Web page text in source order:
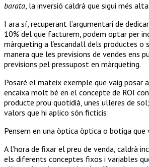
barata, la inversió caldrà que sigui més alta.
I ara sí, recuperant l’argumentari de
10% del que facturem, podem optar per
màrqueting a l’escandall dels productes o
manera que les previsions de vendes ens
previsions pel pressupost en màrqueting.
Posaré el mateix exemple que vaig posar a
encaixa molt bé en el concepte de ROI
producte prou quotidià, unes ulleres de
valors que hi aplico són ficticis:
Pensem en una òptica òptica o botiga que
A l’hora de fixar el preu de venda, caldrà
els diferents conceptes fixos i variables